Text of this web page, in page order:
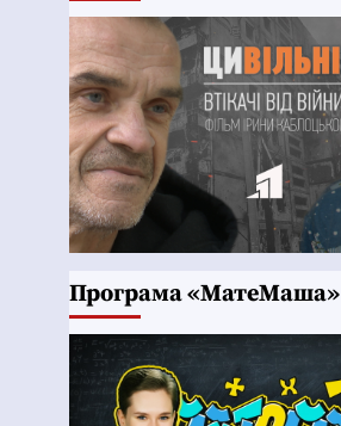
Програма «МатеМаша»